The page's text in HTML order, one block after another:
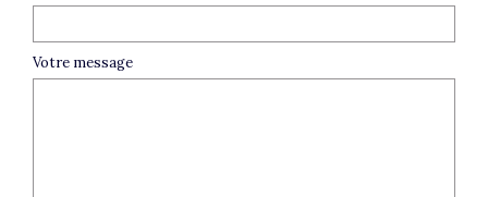
Votre message